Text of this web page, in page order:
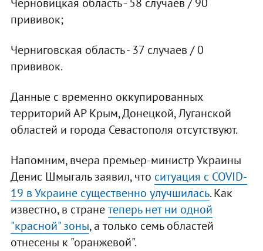
Черновицкая область - 58 случаев / 90
прививок;
Черниговская область - 37 случаев / 0
прививок.
Данные с временно оккупированных
территорий АР Крым, Донецкой, Луганской
областей и города Севастополя отсутствуют.
Напомним, вчера премьер-министр Украины
Денис Шмыгаль заявил, что ситуация с COVID-
19 в Украине существенно улучшилась. Как
известно, в странетеперь нет ни одной
"красной" зоны, а только семь областей
отнесены к "оранжевой".